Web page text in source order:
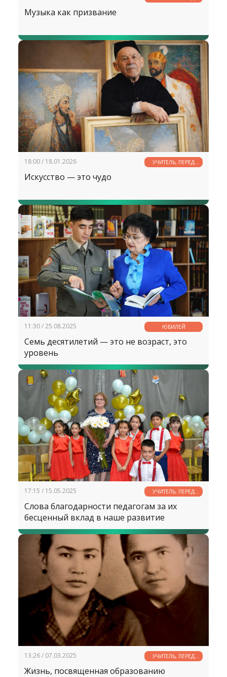
ИМЕНЕМ ТВОИМ...
Музыка как призвание
18:00 / 18.01.2026
УЧИТЕЛЬ, ПЕРЕД
ИМЕНЕМ ТВОИМ...
Искусство — это чудо
11:30 / 25.08.2025 ЮБИЛЕЙ
Семь десятилетий — это не возраст, это
уровень
17:15 / 15.05.2025
УЧИТЕЛЬ, ПЕРЕД
ИМЕНЕМ ТВОИМ...
Слова благодарности педагогам за их
бесценный вклад в наше развитие
13:26 / 07.03.2025
УЧИТЕЛЬ, ПЕРЕД
ИМЕНЕМ ТВОИМ...
Жизнь, посвященная образованию